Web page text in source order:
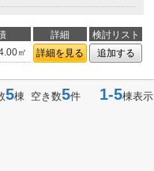
詳細
検討リスト
㎡ 詳細を見る 追加する
5棟 空き数5件 1-5棟表示